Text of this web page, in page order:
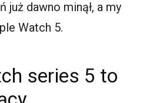
już dawno minął, a my
Watch 5.
series 5 to